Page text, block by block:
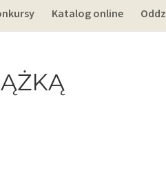
Katalog online